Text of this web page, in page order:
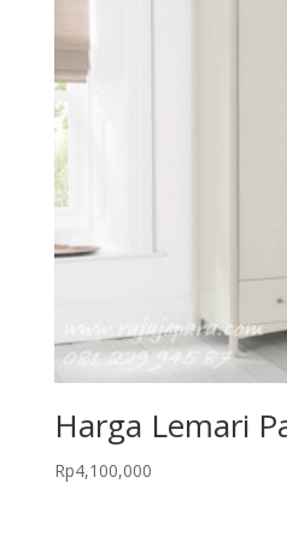
Harga Lemari
Rp4,100,000